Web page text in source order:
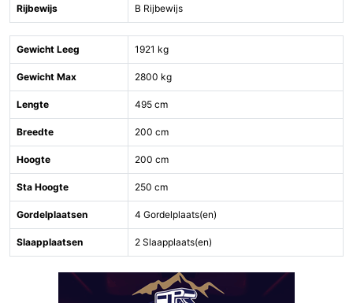
Rijbewijs B Rijbewijs
Gewicht Leeg 1921 kg
Gewicht Max 2800 kg
Lengte 495 cm
Breedte 200 cm
Hoogte 200 cm
Sta Hoogte 250 cm
Gordelplaatsen 4 Gordelplaats(en)
Slaapplaatsen 2 Slaapplaats(en)